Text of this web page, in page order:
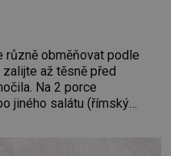
různě obměňovat podle
až těsně před
Na 2 porce
jiného salátu (římský
oleje ✿ 1 lžíci citronové